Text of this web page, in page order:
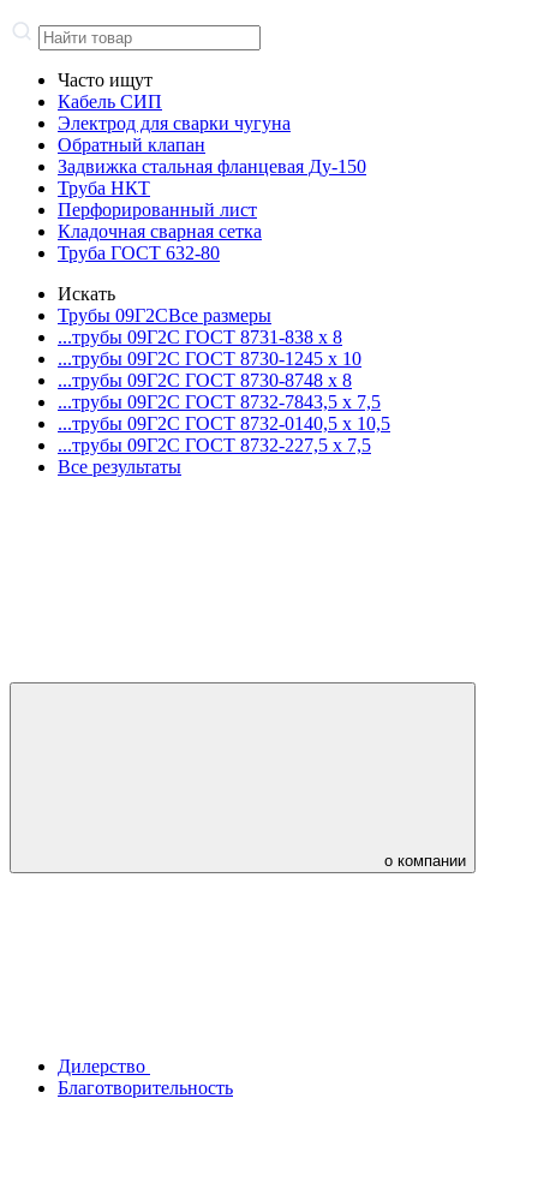
Часто ищут
Кабель СИП
Электрод для сварки чугуна
Обратный клапан
Задвижка стальная фланцевая Ду-150
Труба НКТ
Перфорированный лист
Кладочная сварная сетка
Труба ГОСТ 632-80
Искать
Трубы 09Г2СВсе размеры
...трубы 09Г2С ГОСТ 8731-838 x 8
...трубы 09Г2С ГОСТ 8730-1245 x 10
...трубы 09Г2С ГОСТ 8730-8748 x 8
...трубы 09Г2С ГОСТ 8732-7843,5 x 7,5
...трубы 09Г2С ГОСТ 8732-0140,5 x 10,5
...трубы 09Г2С ГОСТ 8732-227,5 x 7,5
Все результаты
о компании
Дилерство
Благотворительность